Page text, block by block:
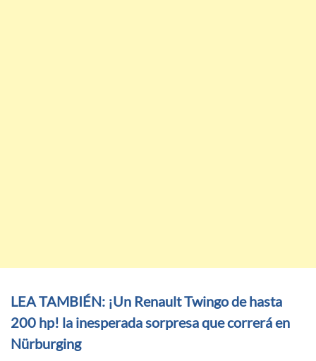
LEA TAMBIÉN: ¡Un Renault Twingo de hasta
200 hp! la inesperada sorpresa que correrá en
Nürburging